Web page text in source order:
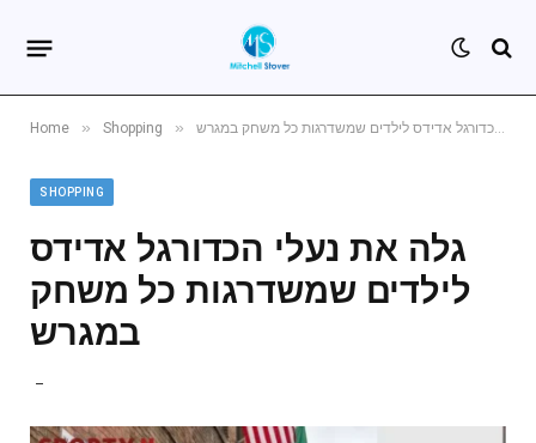
Home » Shopping » גלה את נעלי הכדורגל אדידס לילדים שמשדרגות כל משחק במגרש
SHOPPING
גלה את נעלי הכדורגל אדידס
לילדים שמשדרגות כל משחק
במגרש